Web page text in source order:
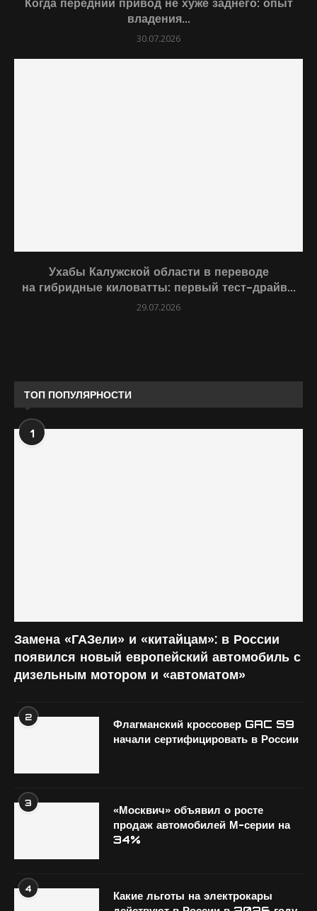
Когда передний привод не хуже заднего: опыт
владения...
30.07.2026
Ухабы Калужской области в переводе
на гибридные киловатты: первый тест-драйв...
29.07.2026
ТОП ПОПУЛЯРНОСТИ
1
Замена «ГАЗели» и «китайцам»: в России
появился новый европейский автомобиль с
дизельным мотором и «автоматом»
2
Флагманский кроссовер GAC S9
начали сертифицировать в России
3
«Москвич» объявил о росте
продаж автомобилей М-серии на
34%
4
Какие льготы на электрокары